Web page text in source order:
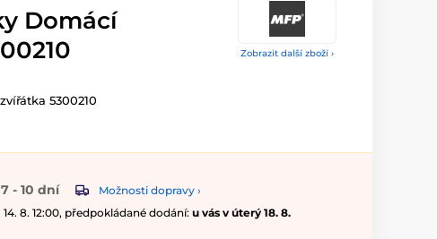
Zobrazit další zboží ›
Domácí
5300210
- 10 dní
Možnosti dopravy ›
8. 12:00, předpokládané dodání: u vás v úterý 18. 8.